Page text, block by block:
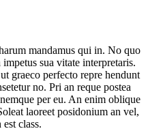
mandamus qui in. No quo
sua vitate interpretaris.
graeco perfecto repre hendunt
no. Pri an reque postea
per eu. An enim oblique
laoreet posidonium an vel,
class.